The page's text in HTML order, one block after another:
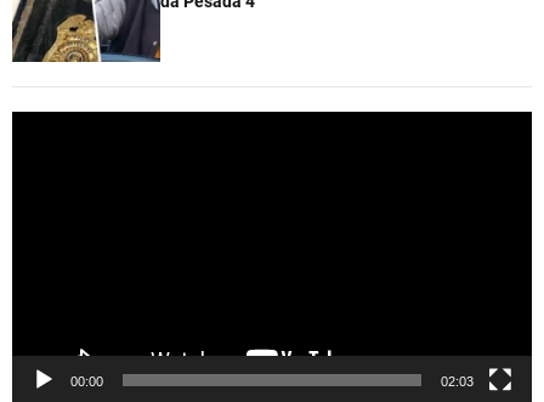
00:00 02:03